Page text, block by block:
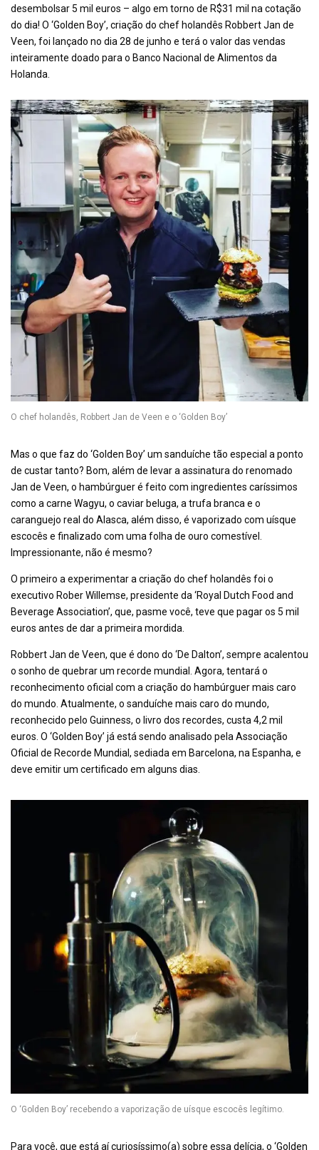
desembolsar 5 mil euros – algo em torno de R$31 mil na cotação
do dia! O ‘Golden Boy’, criação do chef holandês Robbert Jan de
Veen, foi lançado no dia 28 de junho e terá o valor das vendas
inteiramente doado para o Banco Nacional de Alimentos da
Holanda.
O chef holandês, Robbert Jan de Veen e o ‘Golden Boy’
Mas o que faz do ‘Golden Boy’ um sanduíche tão especial a ponto
de custar tanto? Bom, além de levar a assinatura do renomado
Jan de Veen, o hambúrguer é feito com ingredientes caríssimos
como a carne Wagyu, o caviar beluga, a trufa branca e o
caranguejo real do Alasca, além disso, é vaporizado com uísque
escocês e finalizado com uma folha de ouro comestível.
Impressionante, não é mesmo?
O primeiro a experimentar a criação do chef holandês foi o
executivo Rober Willemse, presidente da ‘Royal Dutch Food and
Beverage Association’, que, pasme você, teve que pagar os 5 mil
euros antes de dar a primeira mordida.
Robbert Jan de Veen, que é dono do ‘De Dalton’, sempre acalentou
o sonho de quebrar um recorde mundial. Agora, tentará o
reconhecimento oficial com a criação do hambúrguer mais caro
do mundo. Atualmente, o sanduíche mais caro do mundo,
reconhecido pelo Guinness, o livro dos recordes, custa 4,2 mil
euros. O ‘Golden Boy’ já está sendo analisado pela Associação
Oficial de Recorde Mundial, sediada em Barcelona, na Espanha, e
deve emitir um certificado em alguns dias.
O ‘Golden Boy’ recebendo a vaporização de uísque escocês legítimo.
Para você, que está aí curiosíssimo(a) sobre essa delícia, o ‘Golden